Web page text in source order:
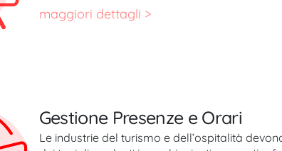
maggiori dettagli >
Gestione Presenze e Orari
Le industrie del turismo e dell’ospitalità